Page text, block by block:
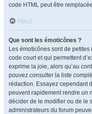
code HTML peut être
Haut
Que sont les émoticônes ?
Les émoticônes sont de
code court et qui permettent
exprime la joie, alors qu’au
pouvez consulter la liste
rédaction. Essayez cependant
peuvent rapidement rendre un
décider de le modifier ou de le
administrateurs du forum